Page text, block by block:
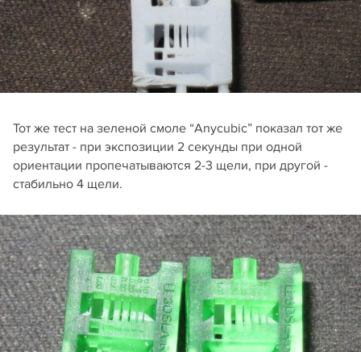
Тот же тест на зеленой смоле “Anycubic” показал тот же
результат - при экспозиции 2 секунды при одной
ориентации пропечатываются 2-3 щели, при другой -
стабильно 4 щели.